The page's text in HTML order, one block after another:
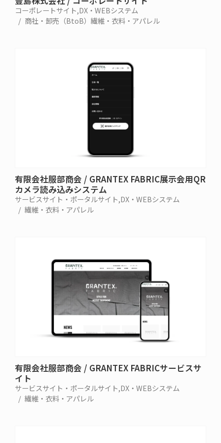
コーポレートサイト DX・WEBシステム
商社・卸売（BtoB）繊維・衣料・アパレル
有限会社服部商会 / GRANTEX FABRIC展示会用QR
カメラ読み込みシステム
サービスサイト・ポータルサイト DX・WEBシステム
繊維・衣料・アパレル
有限会社服部商会 / GRANTEX FABRICサービスサ
イト
サービスサイト・ポータルサイト DX・WEBシステム
繊維・衣料・アパレル